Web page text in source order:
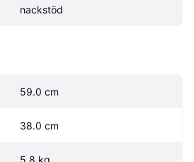
nackstöd
59.0 cm
38.0 cm